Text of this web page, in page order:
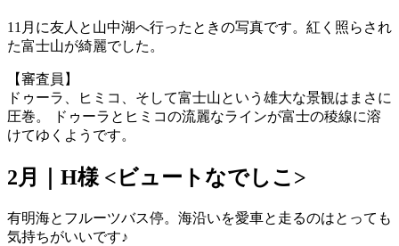
11月に友人と山中湖へ行ったときの写真です。紅く照らされ
た富士山が綺麗でした。
【審査員】
ドゥーラ、ヒミコ、そして富士山という雄大な景観はまさに
圧巻。 ドゥーラとヒミコの流麗なラインが富士の稜線に溶
けてゆくようです。
2月｜H様 <ビュートなでしこ>
有明海とフルーツバス停。海沿いを愛車と走るのはとっても
気持ちがいいです♪